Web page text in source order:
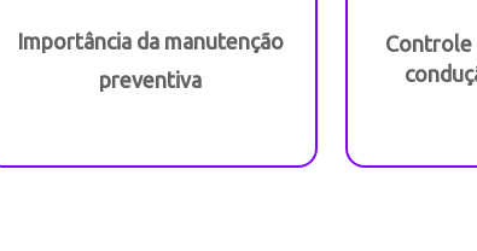
Importância da manutenção
preventiva
Controle